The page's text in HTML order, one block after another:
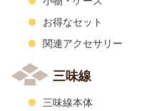
お得なセット
関連アクセサリー
三味線
三味線本体